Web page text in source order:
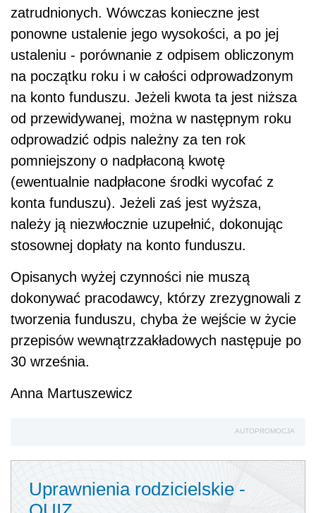
zatrudnionych. Wówczas konieczne jest
ponowne ustalenie jego wysokości, a po jej
ustaleniu - porównanie z odpisem obliczonym
na początku roku i w całości odprowadzonym
na konto funduszu. Jeżeli kwota ta jest niższa
od przewidywanej, można w następnym roku
odprowadzić odpis należny za ten rok
pomniejszony o nadpłaconą kwotę
(ewentualnie nadpłacone środki wycofać z
konta funduszu). Jeżeli zaś jest wyższa,
należy ją niezwłocznie uzupełnić, dokonując
stosownej dopłaty na konto funduszu.
Opisanych wyżej czynności nie muszą
dokonywać pracodawcy, którzy zrezygnowali z
tworzenia funduszu, chyba że wejście w życie
przepisów wewnątrzzakładowych następuje po
30 września.
Anna Martuszewicz
AUTOPROMOCJA
Uprawnienia rodzicielskie -